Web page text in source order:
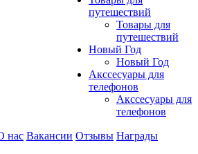
путешествий
Товары для
путешествий
Новый Год
Новый Год
Акссесуары для
телефонов
Акссесуары для
телефонов
нас Вакансии Отзывы Награды